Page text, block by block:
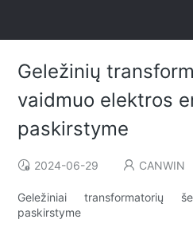
Geležinių
vaidmuo elektros
paskirstyme
2024-06-29 CANWIN
Geležiniai transformatorių
paskirstyme